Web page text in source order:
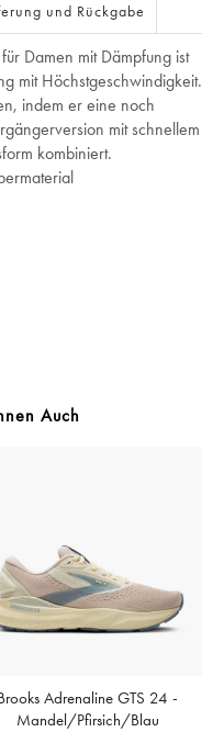
und Rückgabe
Damen mit Dämpfung ist
mit Höchstgeschwindigkeit.
indem er eine noch
mit schnellem
kombiniert.
Auch
Adrenaline GTS 24 -
Mandel/Pfirsich/Blau